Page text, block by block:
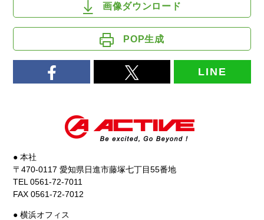
画像ダウンロード
POP生成
LINE
● 本社
〒470-0117 愛知県日進市藤塚七丁目55番地
TEL 0561-72-7011
FAX 0561-72-7012
● 横浜オフィス